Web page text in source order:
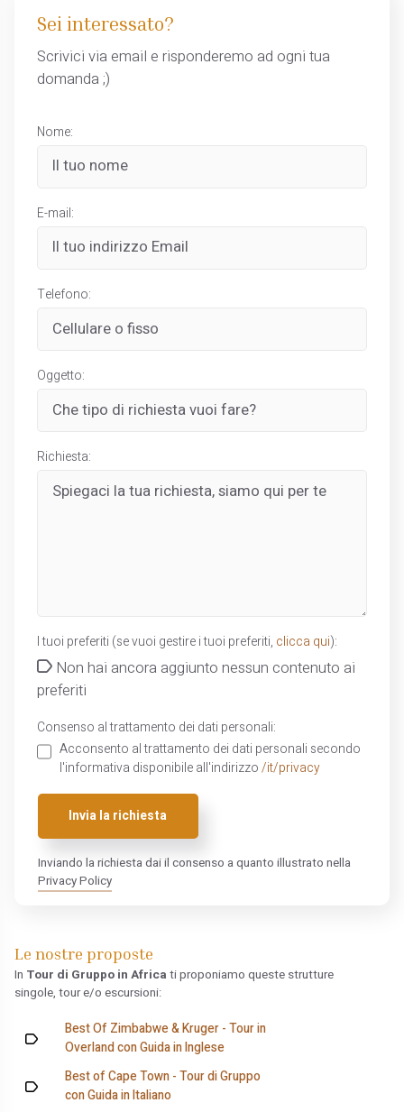
Sei interessato?
Scrivici via email e risponderemo ad ogni tua
domanda ;)
Nome:
E-mail:
Telefono:
Oggetto:
Richiesta:
I tuoi preferiti (se vuoi gestire i tuoi preferiti, clicca qui):
Non hai ancora aggiunto nessun contenuto ai
preferiti
Consenso al trattamento dei dati personali:
Acconsento al trattamento dei dati personali secondo
l'informativa disponibile all'indirizzo /it/privacy
Invia la richiesta
Inviando la richiesta dai il consenso a quanto illustrato nella
Privacy Policy
Le nostre proposte
In Tour di Gruppo in Africati proponiamo queste strutture
singole, tour e/o escursioni:
Best Of Zimbabwe & Kruger - Tour in
Overland con Guida in Inglese
Best of Cape Town - Tour di Gruppo
con Guida in Italiano